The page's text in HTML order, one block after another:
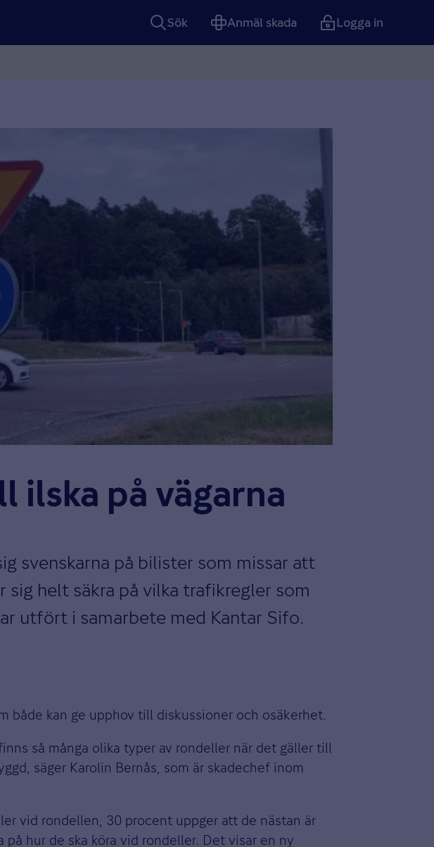
Sök Anmäl skada Logga in
ilska på vägarna
svenskarna på bilister som missar att
helt säkra på vilka trafikregler som
utfört i samarbete med Kantar Sifo.
både kan ge upphov till diskussioner och osäkerhet.
så många olika typer av rondeller när det gäller till
säger Karolin Bernås, som är skadechef inom
vid rondellen, 30 procent uppger att de nästan är
hur de ska köra vid rondeller. Det visar en ny